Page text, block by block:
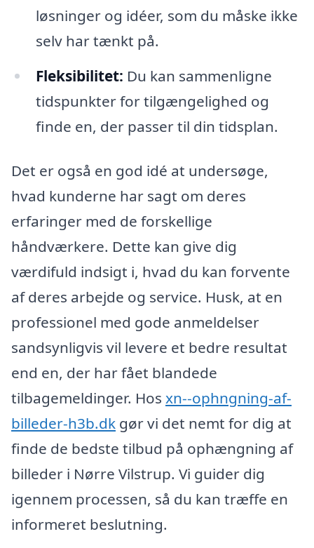
løsninger og idéer, som du måske ikke
selv har tænkt på.
Fleksibilitet: Du kan sammenligne
tidspunkter for tilgængelighed og
finde en, der passer til din tidsplan.
Det er også en god idé at undersøge,
hvad kunderne har sagt om deres
erfaringer med de forskellige
håndværkere. Dette kan give dig
værdifuld indsigt i, hvad du kan forvente
af deres arbejde og service. Husk, at en
professionel med gode anmeldelser
sandsynligvis vil levere et bedre resultat
end en, der har fået blandede
tilbagemeldinger. Hos xn--ophngning-af-
billeder-h3b.dk gør vi det nemt for dig at
finde de bedste tilbud på ophængning af
billeder i Nørre Vilstrup. Vi guider dig
igennem processen, så du kan træffe en
informeret beslutning.